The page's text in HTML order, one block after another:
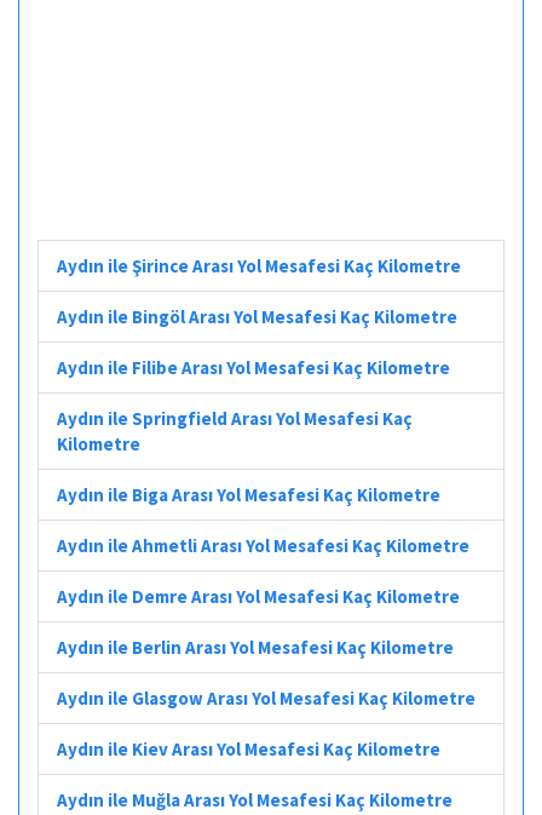
Aydın ile Şirince Arası Yol Mesafesi Kaç Kilometre
Aydın ile Bingöl Arası Yol Mesafesi Kaç Kilometre
Aydın ile Filibe Arası Yol Mesafesi Kaç Kilometre
Aydın ile Springfield Arası Yol Mesafesi Kaç
Kilometre
Aydın ile Biga Arası Yol Mesafesi Kaç Kilometre
Aydın ile Ahmetli Arası Yol Mesafesi Kaç Kilometre
Aydın ile Demre Arası Yol Mesafesi Kaç Kilometre
Aydın ile Berlin Arası Yol Mesafesi Kaç Kilometre
Aydın ile Glasgow Arası Yol Mesafesi Kaç Kilometre
Aydın ile Kiev Arası Yol Mesafesi Kaç Kilometre
Aydın ile Muğla Arası Yol Mesafesi Kaç Kilometre